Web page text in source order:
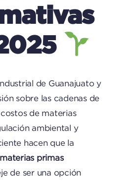
de Guanajuato y
sobre las cadenas de
de materias
ambiental y
hacen que la
primas
de ser una opción